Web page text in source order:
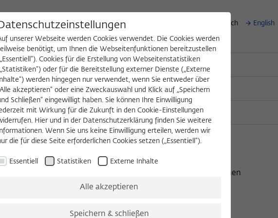
Deutsch English
WIKOTHEK FELLOW WERDEN
Three Cultures Forum
Ernst Mayr Lecture
Workshop mit früheren Fellows, Permanent Fellows und externen
nimmt entstehende Wissenschaftsfelder oder wenig
in den Blick und versucht, disziplinäre Defizite oder blinde
bzw. bisher unbenannte Probleme sichtbar zu
unserer Webseite werden Cookies verwendet. Die Cookies werden
benötigt, um Ihnen die Webseitenfunktionen bereitzustellen
Cookies für die Erstellung von Webseitenstatistiken
oder für die Bereitstellung externer Dienste („Externe
Inhalte“) werden hingegen nur verwendet, wenn Sie entweder über
akzeptieren“ oder eine Zweckauswahl und Klick auf „Speichern
Schließen“ eingewilligt haben. Sie können Ihre Einwilligung
mit Wirkung für die Zukunft in den Cookie-Einstellungen
Hier und in der Datenschutzerklärung finden Sie weitere
Informationen. Wenn Sie uns keine Einwilligung erteilen, werden wir
die für diese Seite erforderlichen Cookies setzen („Essentiell“).
Essentiell Statistiken Externe Inhalte
Alle akzeptieren
Speichern & schließen